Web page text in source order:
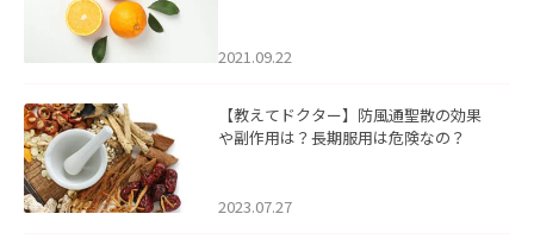
2021.09.22
【教えてドクター】防風通聖散の効果
や副作用は？長期服用は危険なの？
2023.07.27